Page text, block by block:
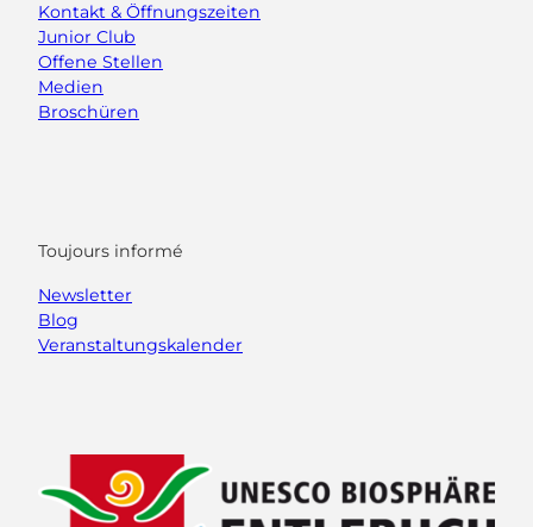
Kontakt & Öffnungszeiten
Junior Club
Offene Stellen
Medien
Broschüren
Toujours informé
Newsletter
Blog
Veranstaltungskalender